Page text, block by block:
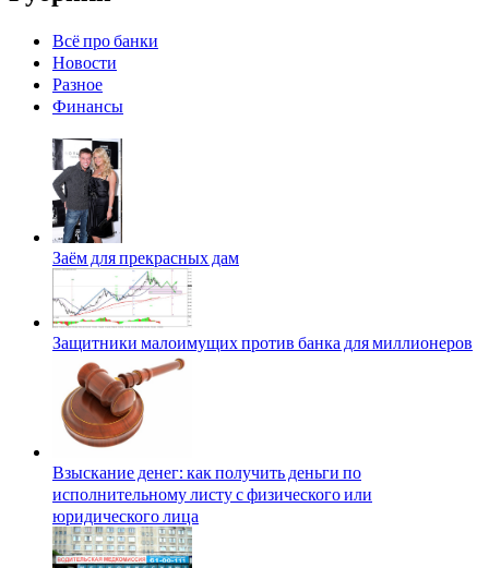
Всё про банки
Новости
Разное
Финансы
Заём для прекрасных дам
Защитники малоимущих против банка для миллионеров
Взыскание денег: как получить деньги по
исполнительному листу с физического или
юридического лица